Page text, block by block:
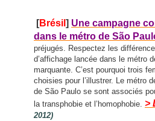
[Brésil ] Une campagne
dans le métro de São
préjugés. Respectez les
d’affichage lancée dans le métro
marquante. C’est pourquoi trois
choisies pour l’illustrer. Le métro
de São Paulo se sont associés
la transphobie et l’homophobie. >
2012)